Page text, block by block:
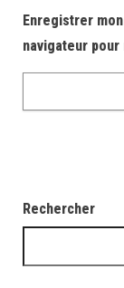
Enregistrer
navigateur
Rechercher